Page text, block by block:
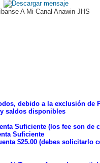
A Mi Canal Anawin JHS
debido a la exclusión de
saldos disponibles
Suficiente (los fee son de
Suficiente
$25.00 (debes solicitarlo